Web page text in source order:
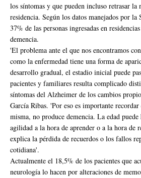
los síntomas y que pueden incluso retrasar la
residencia. Según los datos manejados por
37% de las personas ingresadas en
demencia.
'El problema ante el que nos encontramos
como la enfermedad tiene una forma de
desarrollo gradual, el estadio inicial puede
pacientes y familiares resulta complicado
síntomas del Alzheimer de los cambios
García Ribas. 'Por eso es importante
misma, no produce demencia. La edad
agilidad a la hora de aprender o a la hora de
explica la pérdida de recuerdos o los fallos
cotidiana'.
Actualmente el 18,5% de los pacientes que
neurología lo hacen por alteraciones de